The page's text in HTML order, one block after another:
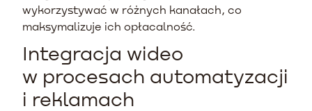
wykorzystywać w różnych kanałach, co
maksymalizuje ich opłacalność.
Integracja wideo
w procesach automatyzacji
i reklamach